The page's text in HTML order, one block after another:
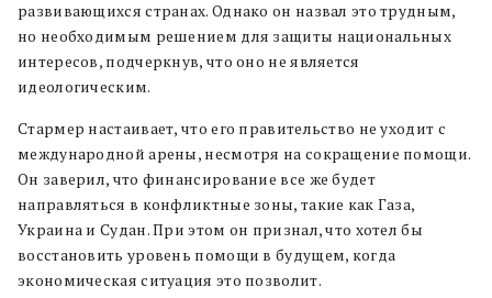
развивающихся странах. Однако он назвал это трудным,
но необходимым решением для защиты национальных
интересов, подчеркнув, что оно не является
идеологическим.
Стармер настаивает, что его правительство не уходит с
международной арены, несмотря на сокращение помощи.
Он заверил, что финансирование все же будет
направляться в конфликтные зоны, такие как Газа,
Украина и Судан. При этом он признал, что хотел бы
восстановить уровень помощи в будущем, когда
экономическая ситуация это позволит.